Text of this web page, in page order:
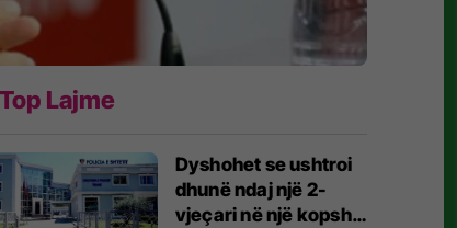
Top Lajme
Dyshohet se ushtroi
dhunë ndaj një 2-
vjeçari në një kopsht